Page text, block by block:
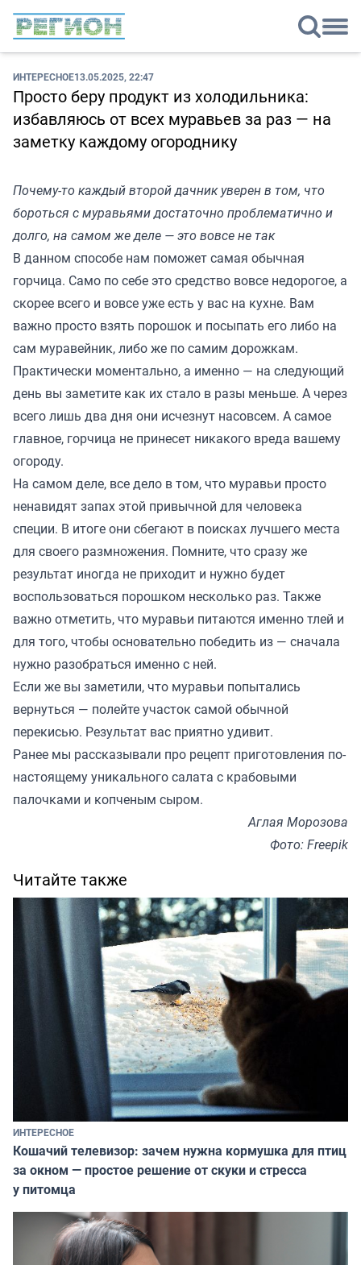
ИНТЕРЕСНОЕ13.05.2025, 22:47
Просто беру продукт из холодильника:
избавляюсь от всех муравьев за раз — на
заметку каждому огороднику
Почему-то каждый второй дачник уверен в том, что
бороться с муравьями достаточно проблематично и
долго, на самом же деле — это вовсе не так
В данном способе нам поможет самая обычная
горчица. Само по себе это средство вовсе недорогое, а
скорее всего и вовсе уже есть у вас на кухне. Вам
важно просто взять порошок и посыпать его либо на
сам муравейник, либо же по самим дорожкам.
Практически моментально, а именно — на следующий
день вы заметите как их стало в разы меньше. А через
всего лишь два дня они исчезнут насовсем. А самое
главное, горчица не принесет никакого вреда вашему
огороду.
На самом деле, все дело в том, что муравьи просто
ненавидят запах этой привычной для человека
специи. В итоге они сбегают в поисках лучшего места
для своего размножения. Помните, что сразу же
результат иногда не приходит и нужно будет
воспользоваться порошком несколько раз. Также
важно отметить, что муравьи питаются именно тлей и
для того, чтобы основательно победить из — сначала
нужно разобраться именно с ней.
Если же вы заметили, что муравьи попытались
вернуться — полейте участок самой обычной
перекисью. Результат вас приятно удивит.
Ранее мы рассказывали про рецепт приготовления по-
настоящему уникального салата с крабовыми
палочками и копченым сыром.
Аглая Морозова
Фото: Freepik
Читайте также
ИНТЕРЕСНОЕ
Кошачий телевизор: зачем нужна кормушка для птиц
за окном — простое решение от скуки и стресса
у питомца